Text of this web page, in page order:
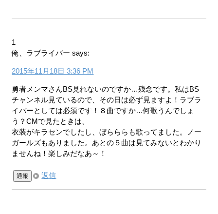
1
俺、ラブライバー says:
2015年11月18日 3:36 PM
勇者メンマさんBS見れないのですか…残念です。私はBS
チャンネル見ているので、その日は必ず見ますよ！ラブラ
イバーとしては必須です！８曲ですか…何歌うんでしょ
う？CMで見たときは、
衣装がキラセンでしたし、ぼらららも歌ってました。ノー
ガールズもありました。あとの５曲は見てみないとわかり
ませんね！楽しみだなあ～！
通報 返信